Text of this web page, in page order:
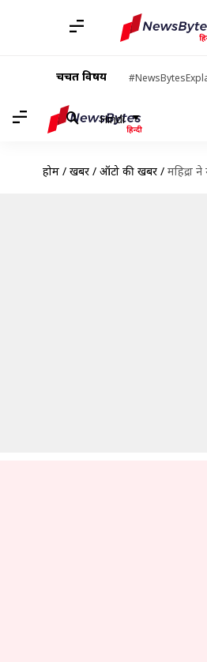
चर्चित विषय
Hindi
होम / खबरें / ऑटो की खबरें / महिद्रा